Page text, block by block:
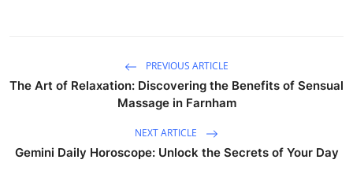
PREVIOUS ARTICLE
The Art of Relaxation: Discovering the Benefits of Sensual
Massage in Farnham
NEXT ARTICLE
Gemini Daily Horoscope: Unlock the Secrets of Your Day